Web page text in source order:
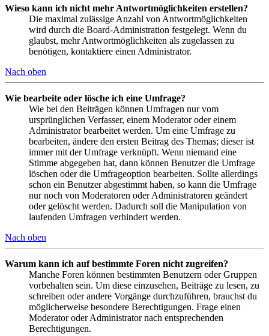
Wieso kann ich nicht mehr Antwortmöglichkeiten erstellen?
Die maximal zulässige Anzahl von Antwortmöglichkeiten
wird durch die Board-Administration festgelegt. Wenn du
glaubst, mehr Antwortmöglichkeiten als zugelassen zu
benötigen, kontaktiere einen Administrator.
Nach oben
Wie bearbeite oder lösche ich eine Umfrage?
Wie bei den Beiträgen können Umfragen nur vom
ursprünglichen Verfasser, einem Moderator oder einem
Administrator bearbeitet werden. Um eine Umfrage zu
bearbeiten, ändere den ersten Beitrag des Themas; dieser ist
immer mit der Umfrage verknüpft. Wenn niemand eine
Stimme abgegeben hat, dann können Benutzer die Umfrage
löschen oder die Umfrageoption bearbeiten. Sollte allerdings
schon ein Benutzer abgestimmt haben, so kann die Umfrage
nur noch von Moderatoren oder Administratoren geändert
oder gelöscht werden. Dadurch soll die Manipulation von
laufenden Umfragen verhindert werden.
Nach oben
Warum kann ich auf bestimmte Foren nicht zugreifen?
Manche Foren können bestimmten Benutzern oder Gruppen
vorbehalten sein. Um diese einzusehen, Beiträge zu lesen, zu
schreiben oder andere Vorgänge durchzuführen, brauchst du
möglicherweise besondere Berechtigungen. Frage einen
Moderator oder Administrator nach entsprechenden
Berechtigungen.